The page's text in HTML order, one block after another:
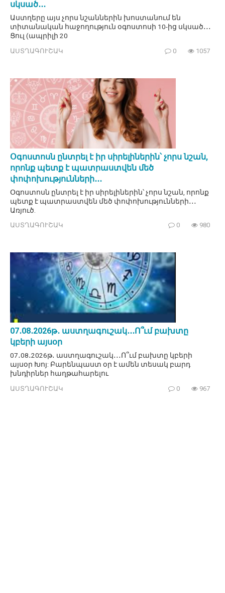
սկսած․․․
Աստղերը այս չորս նշաններին խոստանում են
տիտանական հաջողություն օգոստոսի 10-ից սկսած․․․
Ցուլ (ապրիլի 20
ԱՍՏՂԱԳՈՒՇԱԿ 0 1057
Օգոստոսն ընտրել է իր սիրելիներին՝ չորս նշան,
որոնք պետք է պատրաստվեն մեծ
փոփոխությունների․․․
Օգոստոսն ընտրել է իր սիրելիներին՝ չորս նշան, որոնք
պետք է պատրաստվեն մեծ փոփոխությունների․․․
Առյուծ.
ԱՍՏՂԱԳՈՒՇԱԿ 0 980
07․08․2026թ․ աստղագուշակ․․․Ո՞ւմ բախտը
կբերի այսօր
07․08․2026թ․ աստղագուշակ․․․Ո՞ւմ բախտը կբերի
այսօր Խոյ: Բարենպաստ օր է ամեն տեսակ բարդ
խնդիրներ հաղթահարելու
ԱՍՏՂԱԳՈՒՇԱԿ 0 967